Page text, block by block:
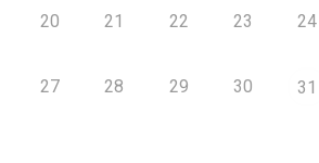
20 21 22 23 24
27 28 29 30 31